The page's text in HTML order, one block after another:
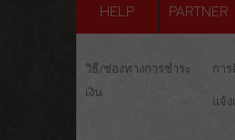
HELP PARTNER
วิธี/ช่องทางการชำระ
เงิน
กา
แจ้